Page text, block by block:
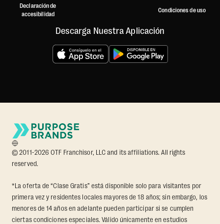
Declaración de
accesibilidad
Condiciones de uso
Descarga Nuestra Aplicación
© 2011-2026 OTF Franchisor, LLC and its affiliations. All rights
reserved.
*La oferta de “Clase Gratis” está disponible solo para visitantes por
primera vez y residentes locales mayores de 18 años; sin embargo, los
menores de 14 años en adelante pueden participar si se cumplen
ciertas condiciones especiales. Válido únicamente en estudios